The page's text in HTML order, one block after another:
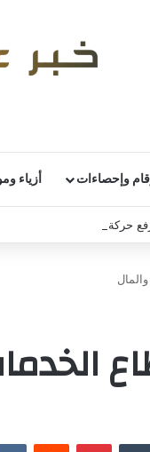
وإحصاءات أزياء
حركة نقل البضائع عبر مصر
‏Tumblr بينتيريست ‏Reddit